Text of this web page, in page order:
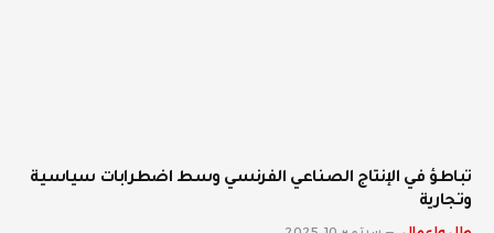
تباطؤ في الإنتاج الصناعي الفرنسي وسط اضطرابات سياسية
وتجارية